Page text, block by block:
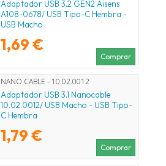
Adaptador USB 3.2 GEN2 Aisens
A108-0678/ USB Tipo-C Hembra -
USB Macho
1,69 €
Comprar
NANO CABLE - 10.02.0012
Adaptador USB 3.1 Nanocable
10.02.0012/ USB Macho - USB Tipo-
C Hembra
1,79 €
Comprar